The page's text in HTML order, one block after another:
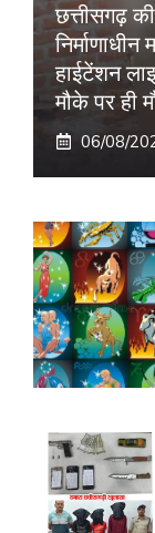
छत्तीसगढ़
हाईटेंशन
मौके पर ही
06/08/